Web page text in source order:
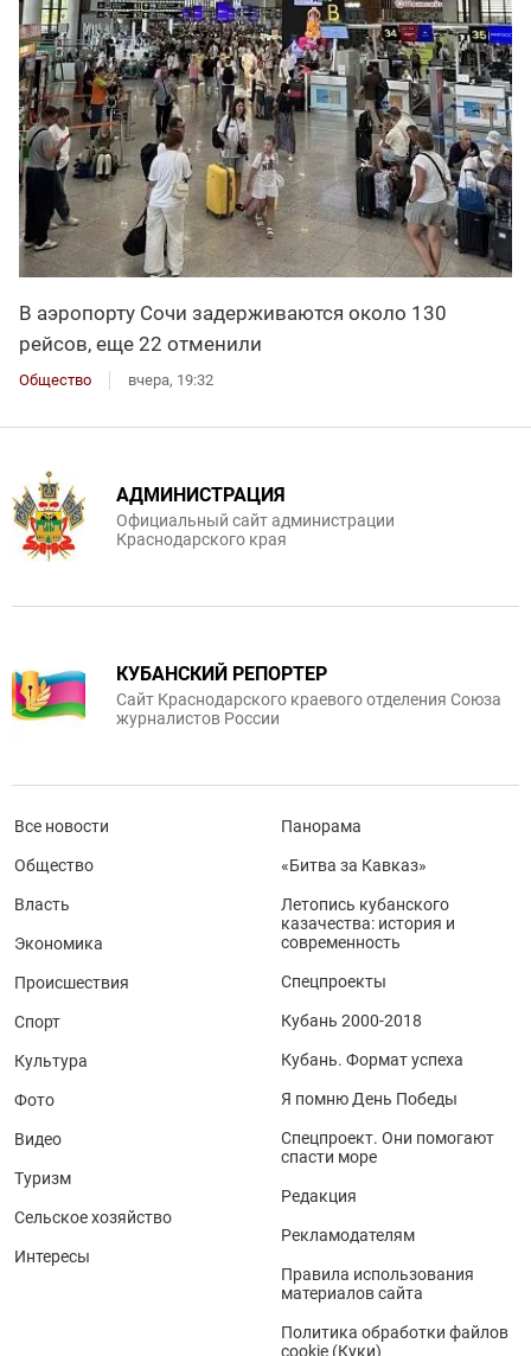
В аэропорту Сочи задерживаются около 130
рейсов, еще 22 отменили
Общество вчера, 19:32
АДМИНИСТРАЦИЯ
Официальный сайт администрации
Краснодарского края
КУБАНСКИЙ РЕПОРТЕР
Сайт Краснодарского краевого отделения Союза
журналистов России
Все новости
Общество
Власть
Экономика
Происшествия
Спорт
Культура
Фото
Видео
Туризм
Сельское хозяйство
Интересы
Панорама
«Битва за Кавказ»
Летопись кубанского
казачества: история и
современность
Спецпроекты
Кубань 2000-2018
Кубань. Формат успеха
Я помню День Победы
Спецпроект. Они помогают
спасти море
Редакция
Рекламодателям
Правила использования
материалов сайта
Политика обработки файлов
cookie (Куки)